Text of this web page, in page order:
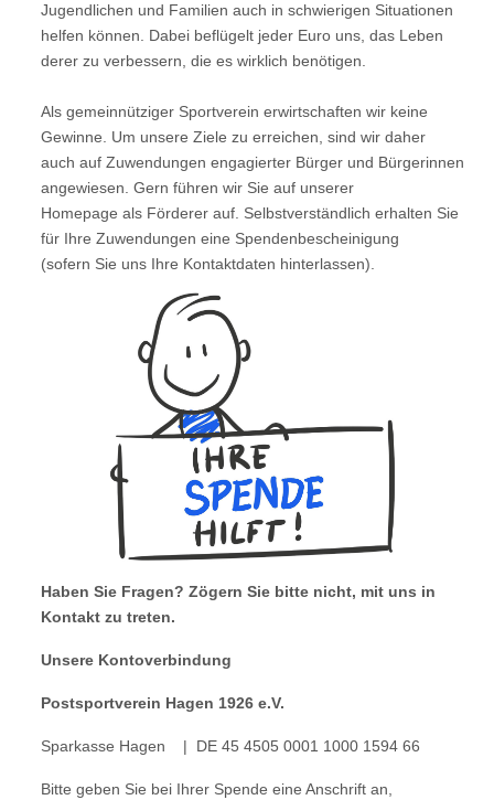
Jugendlichen und Familien auch in schwierigen Situationen
helfen können. Dabei beflügelt jeder Euro uns, das Leben
derer zu verbessern, die es wirklich benötigen.
Als gemeinnütziger Sportverein erwirtschaften wir keine
Gewinne. Um unsere Ziele zu erreichen, sind wir daher
auch auf Zuwendungen engagierter Bürger und Bürgerinnen
angewiesen. Gern führen wir Sie auf unserer
Homepage als Förderer auf. Selbstverständlich erhalten Sie
für Ihre Zuwendungen eine Spendenbescheinigung
(sofern Sie uns Ihre Kontaktdaten hinterlassen).
Haben Sie Fragen? Zögern Sie bitte nicht, mit uns in
Kontakt zu treten.
Unsere Kontoverbindung
Postsportverein Hagen 1926 e.V.
Sparkasse Hagen | DE 45 4505 0001 1000 1594 66
Bitte geben Sie bei Ihrer Spende eine Anschrift an,